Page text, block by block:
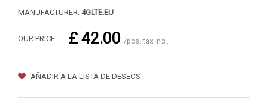
MANUFACTURER: 4GLTE.EU
OUR PRICE: £ 42.00 /pcs. tax incl.
AÑADIR A LA LISTA DE DESEOS